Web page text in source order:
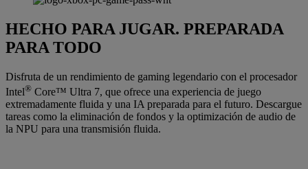
HECHO PARA JUGAR. PREPARADA
PARA TODO
Disfruta de un rendimiento de gaming legendario con el procesador
Intel® Core™ Ultra 7, que ofrece una experiencia de juego
extremadamente fluida y una IA preparada para el futuro. Descargue
tareas como la eliminación de fondos y la optimización de audio de
la NPU para una transmisión fluida.